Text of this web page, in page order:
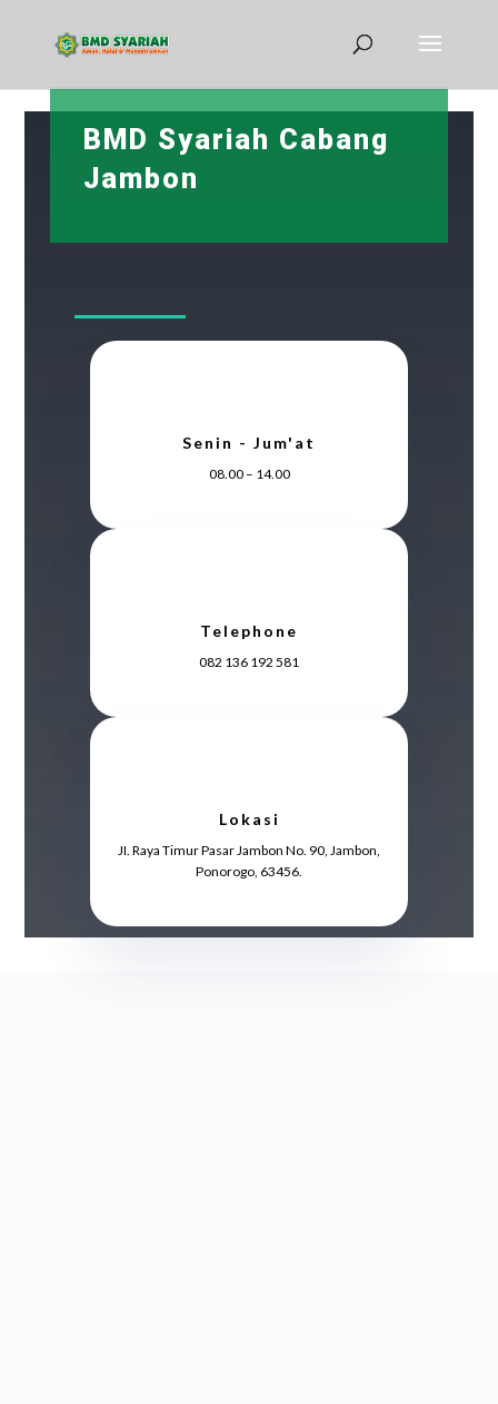
BMD Syariah Cabang
Jambon
Senin - Jum'at
08.00 – 14.00
Telephone
082 136 192 581
Lokasi
JI. Raya Timur Pasar Jambon No. 90, Jambon,
Ponorogo, 63456.